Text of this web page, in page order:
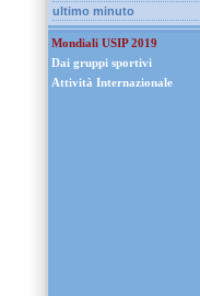
ultimo minuto
Mondiali USIP 2019
Dai gruppi sportivi
Attività Internazionale